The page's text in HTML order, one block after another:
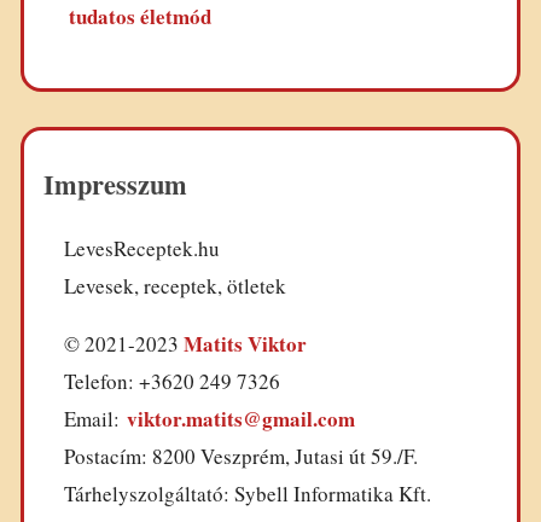
tudatos életmód
Impresszum
LevesReceptek.hu
Levesek, receptek, ötletek
© 2021-2023 Matits Viktor
Telefon: +3620 249 7326
Email: viktor.matits@gmail.com
Postacím: 8200 Veszprém, Jutasi út 59./F.
Tárhelyszolgáltató: Sybell Informatika Kft.